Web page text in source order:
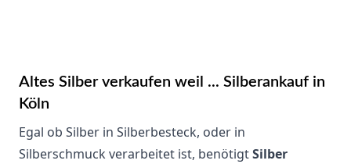
Altes Silber verkaufen weil ... Silberankauf in
Köln
Egal ob Silber in Silberbesteck, oder in
Silberschmuck verarbeitet ist, benötigtSilber